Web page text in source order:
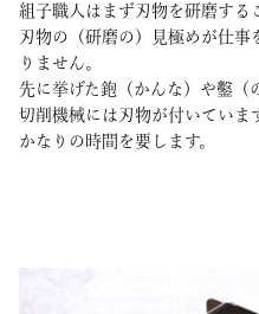
組子職人はまず刃物を研磨する
刃物の（研磨の）見極めが仕事
りません。
先に挙げた鉋（かんな）や鑿（
切削機械には刃物が付いていま
かなりの時間を要します。